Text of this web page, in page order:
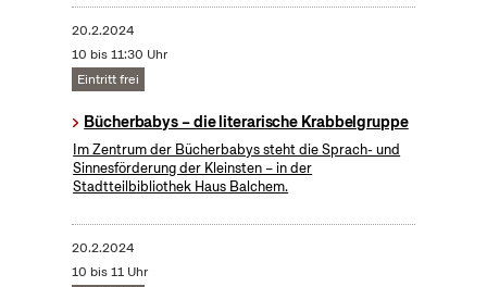
20.2.2024
10 bis 11:30 Uhr
Eintritt frei
Bücherbabys – die literarische Krabbelgruppe
Im Zentrum der Bücherbabys steht die Sprach- und
Sinnesförderung der Kleinsten – in der
Stadtteilbibliothek Haus Balchem.
20.2.2024
10 bis 11 Uhr